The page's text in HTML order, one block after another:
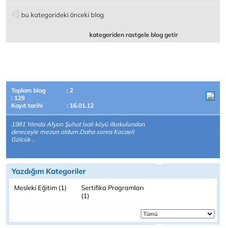
bu kategorideki önceki blog
kategoriden rastgele blog getir
Toplam blog
: 2
: 129
Kayıt tarihi
: 16.01.12
1981 Yılında Afyon Şuhut İsali köyü ilkokulundan
dereceyle mezun oldum.Daha sonra Kocaeli
Gölcük ..
Yazdığım Kategoriler
Mesleki Eğitim (1) Sertifika Programları
(1)